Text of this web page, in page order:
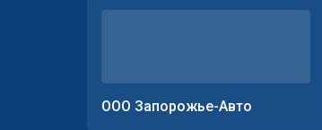
ООО Запорожье-Авто